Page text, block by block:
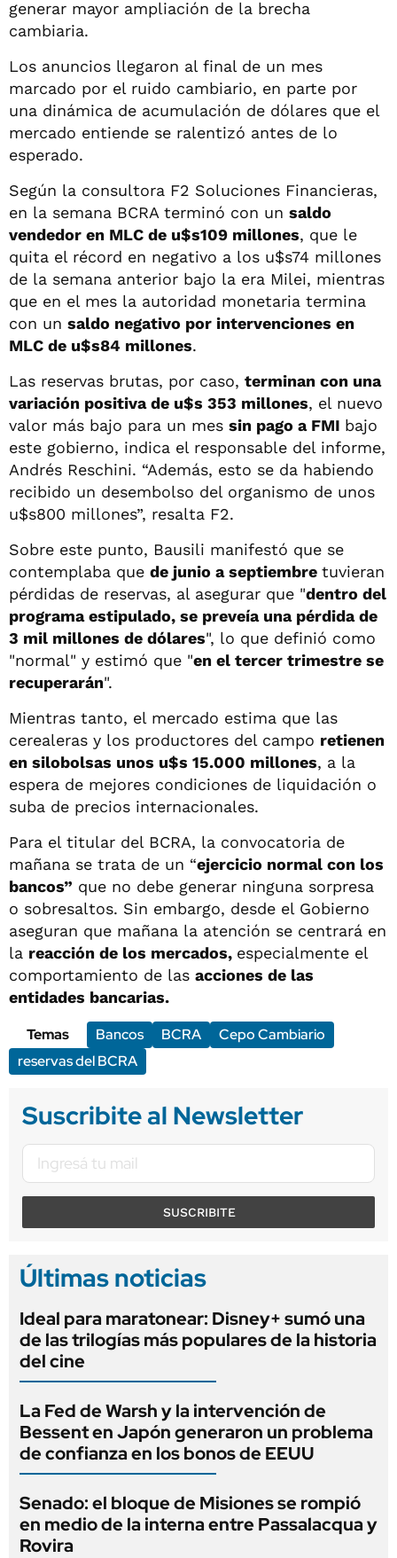
generar mayor ampliación de la brecha
cambiaria.
Los anuncios llegaron al final de un mes
marcado por el ruido cambiario, en parte por
una dinámica de acumulación de dólares que el
mercado entiende se ralentizó antes de lo
esperado.
Según la consultora F2 Soluciones Financieras,
en la semana BCRA terminó con un saldo
vendedor en MLC de u$s109 millones, que le
quita el récord en negativo a los u$s74 millones
de la semana anterior bajo la era Milei, mientras
que en el mes la autoridad monetaria termina
con un saldo negativo por intervenciones en
MLC de u$s84 millones.
Las reservas brutas, por caso, terminan con una
variación positiva de u$s 353 millones, el nuevo
valor más bajo para un mes sin pago a FMI bajo
este gobierno, indica el responsable del informe,
Andrés Reschini. “Además, esto se da habiendo
recibido un desembolso del organismo de unos
u$s800 millones”, resalta F2.
Sobre este punto, Bausili manifestó que se
contemplaba que de junio a septiembre tuvieran
pérdidas de reservas, al asegurar que "dentro del
programa estipulado, se preveía una pérdida de
3 mil millones de dólares", lo que definió como
"normal" y estimó que "en el tercer trimestre se
recuperarán".
Mientras tanto, el mercado estima que las
cerealeras y los productores del campo retienen
en silobolsas unos u$s 15.000 millones, a la
espera de mejores condiciones de liquidación o
suba de precios internacionales.
Para el titular del BCRA, la convocatoria de
mañana se trata de un “ejercicio normal con los
bancos” que no debe generar ninguna sorpresa
o sobresaltos. Sin embargo, desde el Gobierno
aseguran que mañana la atención se centrará en
la reacción de los mercados, especialmente el
comportamiento de las acciones de las
entidades bancarias.
Temas
Bancos BCRA
Cepo Cambiario
reservas del BCRA
Suscribite al Newsletter
SUSCRIBITE
Últimas noticias
Ideal para maratonear: Disney+ sumó una
de las trilogías más populares de la historia
del cine
La Fed de Warsh y la intervención de
Bessent en Japón generaron un problema
de confianza en los bonos de EEUU
Senado: el bloque de Misiones se rompió
en medio de la interna entre Passalacqua y
Rovira